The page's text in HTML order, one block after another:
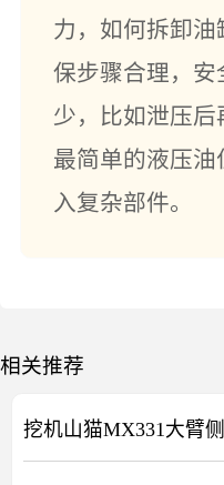
力，如何拆卸
保步骤合理，安
少，比如泄压后
最简单的液压油
入复杂部件。
相关推荐
挖机山猫MX331大臂